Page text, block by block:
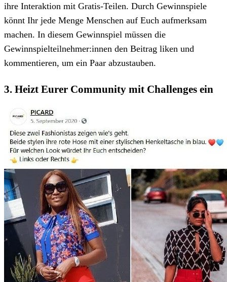
ihre Interaktion mit Gratis-Teilen. Durch Gewinnspiele
könnt Ihr jede Menge Menschen auf Euch aufmerksam
machen. In diesem Gewinnspiel müssen die
Gewinnspielteilnehmer:innen den Beitrag liken und
kommentieren, um ein Paar abzustauben.
3. Heizt Eurer Community mit Challenges ein